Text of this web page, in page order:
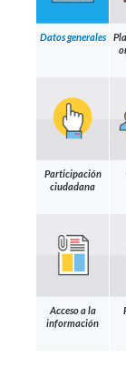
Datos generales
Participación
ciudadana
Acceso a la
información